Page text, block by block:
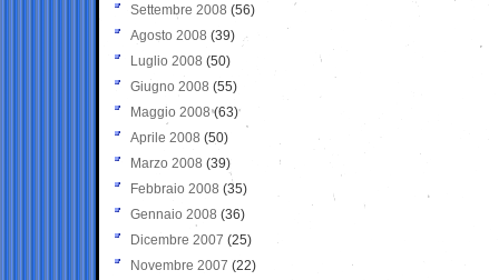
Settembre 2008 (56)
Agosto 2008 (39)
Luglio 2008 (50)
Giugno 2008 (55)
Maggio 2008(63)
Aprile 2008 (50)
Marzo 2008 (39)
Febbraio 2008 (35)
Gennaio 2008 (36)
Dicembre 2007 (25)
Novembre 2007 (22)